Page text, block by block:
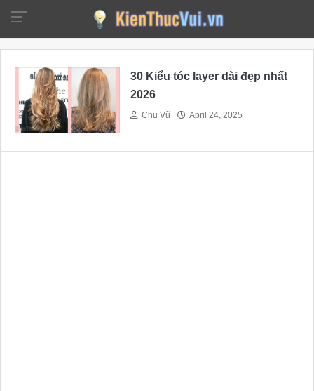
30 Kiểu tóc layer dài đẹp nhất
2026
Chu Vũ April 24, 2025